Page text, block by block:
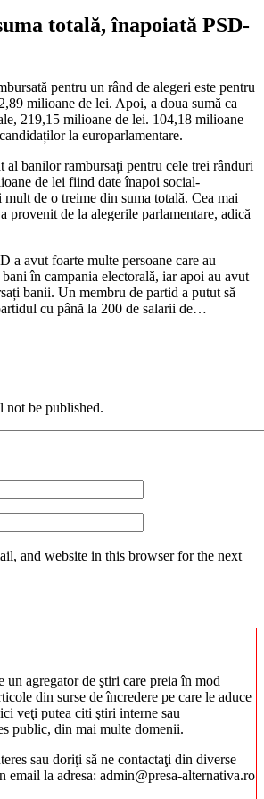
totală, înapoiată PSD-
pentru un rând de alegeri este pentru
milioane de lei. Apoi, a doua sumă ca
219,15 milioane de lei. 104,18 milioane
la europarlamentare.
al banilor rambursați pentru cele trei rânduri
de lei fiind date înapoi social-
de o treime din suma totală. Cea mai
provenit de la alegerile parlamentare, adică
a avut foarte multe persoane care au
în campania electorală, iar apoi au avut
banii. Un membru de partid a putut să
cu până la 200 de salarii de…
not be published.
and website in this browser for the next
un agregator de ştiri care preia în mod
din surse de încredere pe care le aduce
veţi putea citi ştiri interne sau
public, din mai multe domenii.
sau doriţi să ne contactaţi din diverse
email la adresa: admin@presa-alternativa.ro